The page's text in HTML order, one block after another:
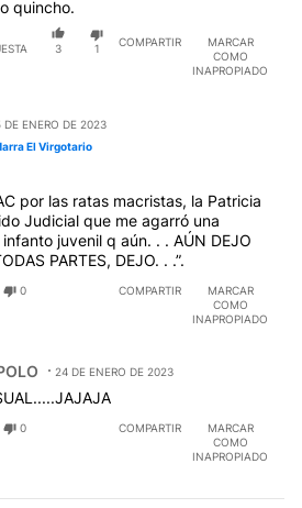
quincho.
3 1
COMPARTIR
MARCAR
COMO
INAPROPIADO
DE ENERO DE 2023
El Virgotario
por las ratas macristas, la Patricia
Judicial que me agarró una
juvenil q aún. . . AÚN DEJO
PARTES, DEJO. . .”.
0 COMPARTIR
MARCAR
COMO
INAPROPIADO
24 DE ENERO DE 2023
0 COMPARTIR
MARCAR
COMO
INAPROPIADO